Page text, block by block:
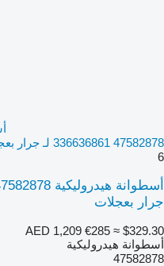
336636861 47582878 لـ جرار بعجلات
6
جرار بعجلات
AED 1,209 €285 ≈ $329.30
أسطوانة هيدروليكية
47582878